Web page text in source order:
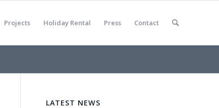
Projects Holiday Rental Press Contact
LATEST NEWS